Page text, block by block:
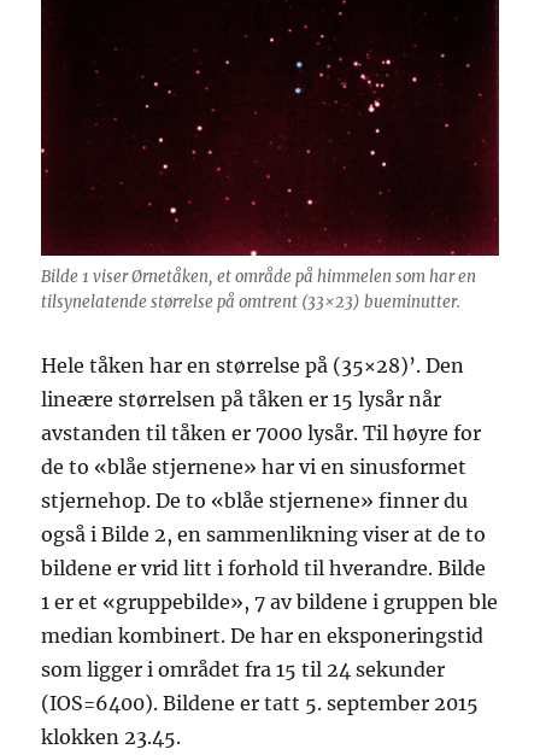
Bilde 1 viser Ørnetåken, et område på himmelen som har en
tilsynelatende størrelse på omtrent (33×23) bueminutter.
Hele tåken har en størrelse på (35×28)’. Den
lineære størrelsen på tåken er 15 lysår når
avstanden til tåken er 7000 lysår. Til høyre for
de to «blåe stjernene» har vi en sinusformet
stjernehop. De to «blåe stjernene» finner du
også i Bilde 2, en sammenlikning viser at de to
bildene er vrid litt i forhold til hverandre. Bilde
1 er et «gruppebilde», 7 av bildene i gruppen ble
median kombinert. De har en eksponeringstid
som ligger i området fra 15 til 24 sekunder
(IOS=6400). Bildene er tatt 5. september 2015
klokken 23.45.